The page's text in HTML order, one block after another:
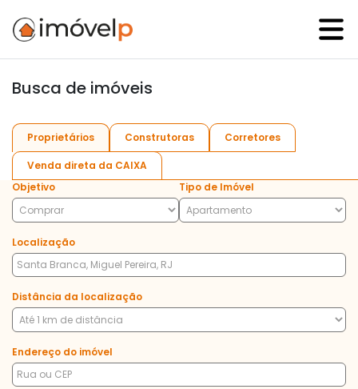
Busca de imóveis
Proprietários Construtoras Corretores
Venda direta da CAIXA
Objetivo
Tipo de Imóvel
Localização
Distância da localização
Endereço do imóvel